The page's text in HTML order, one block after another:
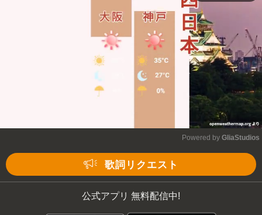
Powered by GliaStudios
歌詞リクエスト
公式アプリ 無料配信中!